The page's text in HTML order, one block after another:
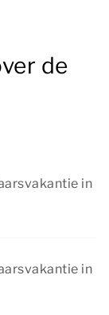
de
in
in